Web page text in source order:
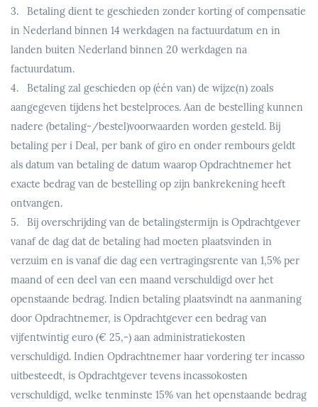
3. Betaling dient te geschieden zonder korting of compensatie
in Nederland binnen 14 werkdagen na factuurdatum en in
landen buiten Nederland binnen 20 werkdagen na
factuurdatum.
4. Betaling zal geschieden op (één van) de wijze(n) zoals
aangegeven tijdens het bestelproces. Aan de bestelling kunnen
nadere (betaling-/bestel)voorwaarden worden gesteld. Bij
betaling per i Deal, per bank of giro en onder rembours geldt
als datum van betaling de datum waarop Opdrachtnemer het
exacte bedrag van de bestelling op zijn bankrekening heeft
ontvangen.
5. Bij overschrijding van de betalingstermijn is Opdrachtgever
vanaf de dag dat de betaling had moeten plaatsvinden in
verzuim en is vanaf die dag een vertragingsrente van 1,5% per
maand of een deel van een maand verschuldigd over het
openstaande bedrag. Indien betaling plaatsvindt na aanmaning
door Opdrachtnemer, is Opdrachtgever een bedrag van
vijfentwintig euro (€ 25,-) aan administratiekosten
verschuldigd. Indien Opdrachtnemer haar vordering ter incasso
uitbesteedt, is Opdrachtgever tevens incassokosten
verschuldigd, welke tenminste 15% van het openstaande bedrag